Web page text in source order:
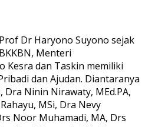
Dr Haryono Suyono sejak
Menteri
Kesra dan Taskin memiliki
dan Ajudan. Diantaranya
Ninin Nirawaty, MEd.PA,
MSi, Dra Nevy
Noor Muhamadi, MA, Drs